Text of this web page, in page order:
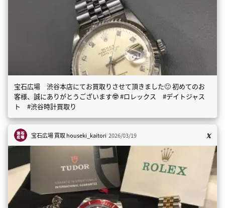
宝石広場 渋谷本店にてお買取りさせて頂きました🙂 初めてのお
客様、誠にありがとうございます🤓 #ロレックス #デイトジャス
ト #渋谷時計買取り
宝石広場 買取houseki_kaitori 2026/03/19